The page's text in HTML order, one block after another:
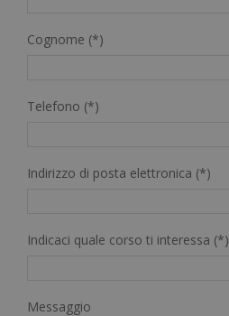
Cognome (*)
Telefono (*)
Indirizzo di posta elettronica (*)
Indicaci quale corso ti interessa (*)
Messaggio